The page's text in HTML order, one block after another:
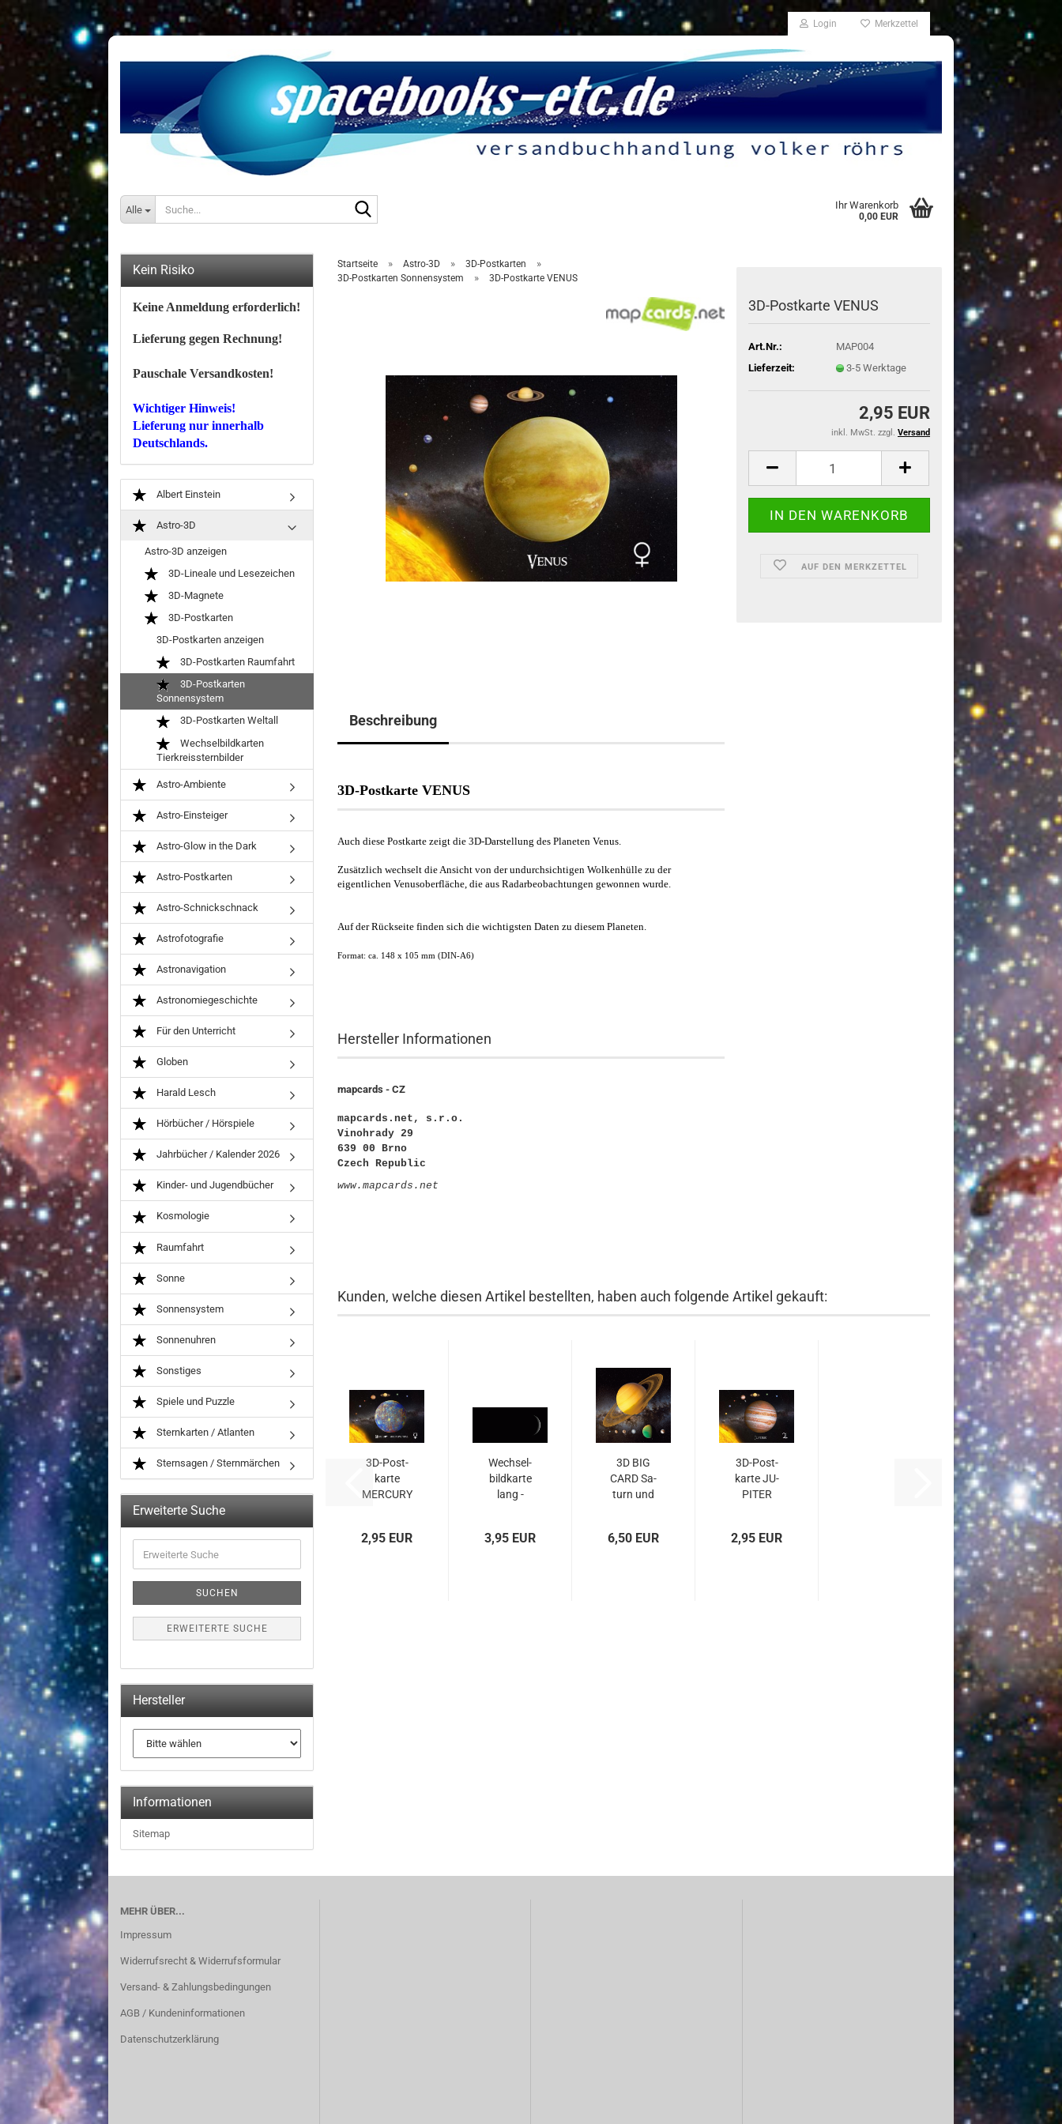
Login Merkzettel
Alle Ihr Warenkorb
0,00 EUR
Startseite » Astro-3D » 3D-Postkarten »
3D-Postkarten Sonnensystem » 3D-Postkarte VENUS
3D-​Postkarte VENUS
Art.Nr.:
MAP004
Lieferzeit:
3-5 Werktage
2,95 EUR
inkl. MwSt. zzgl. Versand
AUF DEN MERKZETTEL
Beschreibung
3D-Postkarte VENUS
Auch diese Postkarte zeigt die 3D-Darstellung des Planeten Venus.
Zusätzlich wechselt die Ansicht von der undurchsichtigen Wolkenhülle zu der
eigentlichen Venusoberfläche, die aus Radarbeobachtungen gewonnen wurde.
Auf der Rückseite finden sich die wichtigsten Daten zu diesem Planeten.
Format: ca. 148 x 105 mm (DIN-A6)
Hersteller Informationen
mapcards - CZ
mapcards.net, s.r.o.
Vinohrady 29
639 00 Brno
Czech Republic
www.mapcards.net
Kunden, welche diesen Artikel bestellten, haben auch folgende Artikel gekauft:
3D-​Post­
kar­te
MER­CU­RY
2,95 EUR
Wech­sel­
bild­kar­te
lang -
3,95 EUR
3D BIG
CARD Sa­
turn und
6,50 EUR
3D-​Post­
kar­te JU­
PI­TER
2,95 EUR
Kein Risiko
Keine Anmeldung erforderlich!
Lieferung gegen Rechnung!
Pauschale Versandkosten!
Wichtiger Hinweis!
Lieferung nur innerhalb
Deutschlands.
Albert Einstein
Astro-3D
Astro-3D anzeigen
3D-Lineale und Lesezeichen
3D-Magnete
3D-Postkarten
3D-Postkarten anzeigen
3D-Postkarten Raumfahrt
3D-Postkarten
Sonnensystem
3D-Postkarten Weltall
Wechselbildkarten
Tierkreissternbilder
Astro-Ambiente
Astro-Einsteiger
Astro-Glow in the Dark
Astro-Postkarten
Astro-Schnickschnack
Astrofotografie
Astronavigation
Astronomiegeschichte
Für den Unterricht
Globen
Harald Lesch
Hörbücher / Hörspiele
Jahrbücher / Kalender 2026
Kinder- und Jugendbücher
Kosmologie
Raumfahrt
Sonne
Sonnensystem
Sonnenuhren
Sonstiges
Spiele und Puzzle
Sternkarten / Atlanten
Sternsagen / Sternmärchen
Erweiterte Suche
Suche
SUCHEN
ERWEITERTE SUCHE
Hersteller
Informationen
Sitemap
MEHR ÜBER...
Impressum
Widerrufsrecht & Widerrufsformular
Versand- & Zahlungsbedingungen
AGB / Kundeninformationen
Datenschutzerklärung